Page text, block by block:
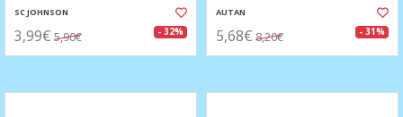
SC JOHNSON
3,99€ 5,90€ - 32%
AUTAN
5,68€ 8,20€ - 31%